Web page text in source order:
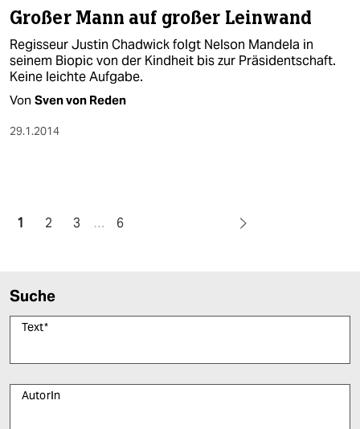
Großer Mann auf großer Leinwand
Regisseur Justin Chadwick folgt Nelson Mandela in
seinem Biopic von der Kindheit bis zur Präsidentschaft.
Keine leichte Aufgabe.
Von Sven von Reden
29.1.2014
1 2 3 … 6
Suche
Text*
AutorIn